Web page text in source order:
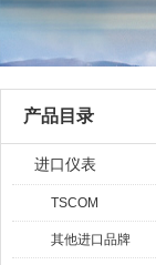
产品目录
进口仪表
TSCOM
其他进口品牌